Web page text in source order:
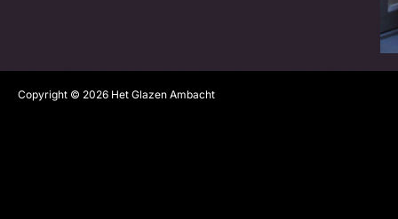
Copyright © 2026 Het Glazen Ambacht